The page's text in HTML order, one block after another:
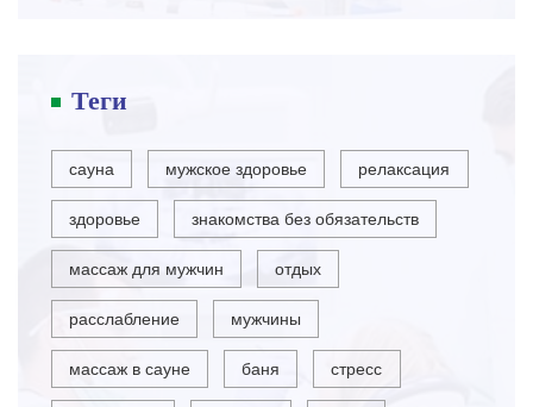
Теги
сауна мужское здоровье релаксация
здоровье знакомства без обязательств
массаж для мужчин отдых
расслабление мужчины
массаж в сауне баня стресс